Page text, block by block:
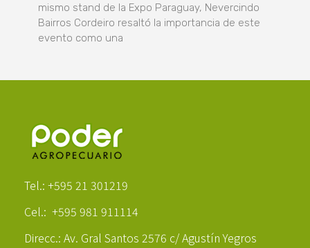
mismo stand de la Expo Paraguay, Nevercindo
Bairros Cordeiro resaltó la importancia de este
evento como una
Tel.: +595 21 301219
Cel.: +595 981 911114
Direcc.: Av. Gral Santos 2576 c/ Agustín Yegros